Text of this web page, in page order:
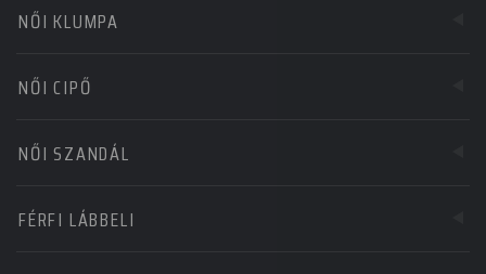
NŐI KLUMPA
NŐI CIPŐ
NŐI SZANDÁL
FÉRFI LÁBBELI